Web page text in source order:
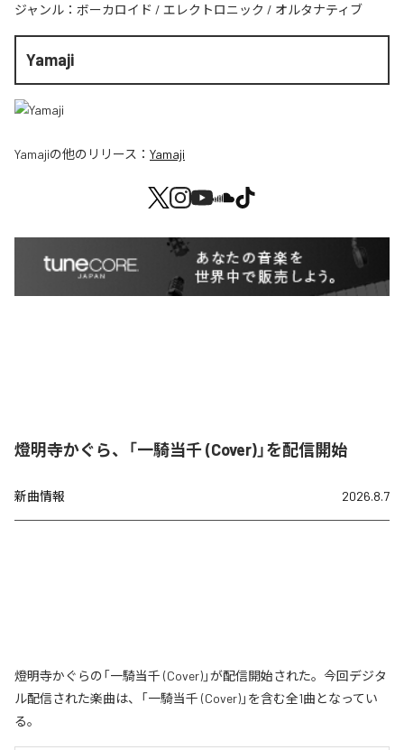
ジャンル： ボーカロイド / エレクトロニック / オルタナティブ
Yamaji
Yamajiの他のリリース： Yamaji
燈明寺かぐら、「一騎当千 (Cover)」を配信開始
新曲情報 2026.8.7
燈明寺かぐらの「一騎当千 (Cover)」が配信開始された。今回デジタ
ル配信された楽曲は、「一騎当千 (Cover)」を含む全1曲となってい
る。